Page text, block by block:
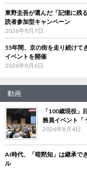
東野圭吾が選んだ「記憶に残
読者参加型キャンペーン
2026年8月7日
55年間、京の街を走り続け
イベントを開催
2026年8月6日
動画
「100歳現役
務員イベント「
2026年8月4日
AI時代、「暗黙知」は継承で
ル